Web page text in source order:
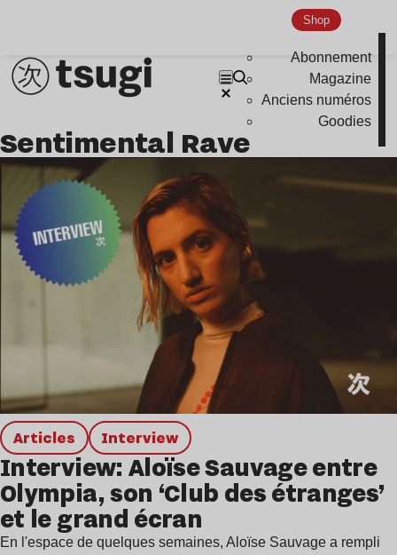
Shop
Abonnement
Magazine
Anciens numéros
Goodies
Sentimental Rave
Articles interview
Interview: Aloïse Sauvage entre
Olympia, son ‘Club des étranges’
et le grand écran
En l'espace de quelques semaines, Aloïse Sauvage a rempli